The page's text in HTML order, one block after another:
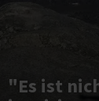
"Es ist